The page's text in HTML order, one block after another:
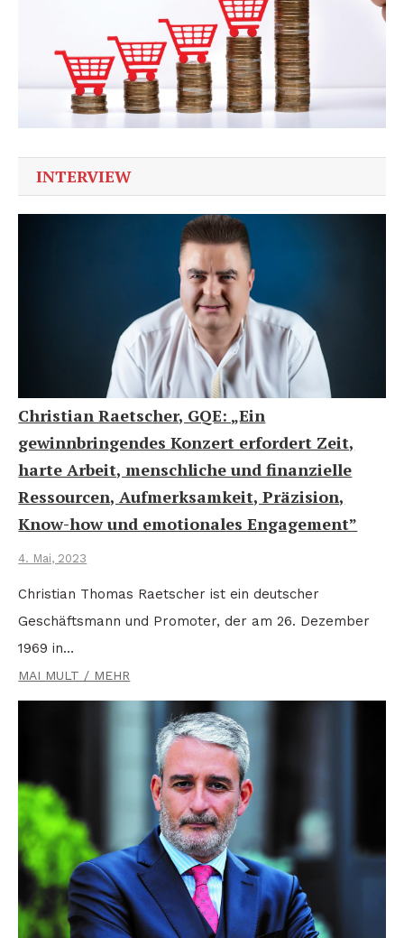
INTERVIEW
Christian Raetscher, GQE: „Ein
gewinnbringendes Konzert erfordert Zeit,
harte Arbeit, menschliche und finanzielle
Ressourcen, Aufmerksamkeit, Präzision,
Know-how und emotionales Engagement”
4. Mai, 2023
Christian Thomas Raetscher ist ein deutscher
Geschäftsmann und Promoter, der am 26. Dezember
1969 in…
MAI MULT / MEHR